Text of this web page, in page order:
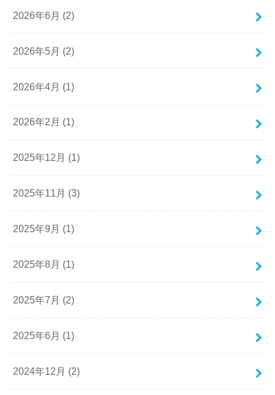
2026年6月 (2)
2026年5月 (2)
2026年4月 (1)
2026年2月 (1)
2025年12月 (1)
2025年11月 (3)
2025年9月 (1)
2025年8月 (1)
2025年7月 (2)
2025年6月 (1)
2024年12月 (2)